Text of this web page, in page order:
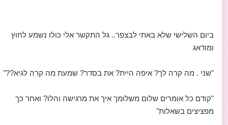
ביום השלישי שלא באתי לבצפר.. גל התקשר אלי כולו נשמע לחוץ
ומודאג
"שני . מה קרה לך? איפה היית? את בסדר? שמעת מה קרה לגיא??"
"קודם כל אומרים שלום משלומך איך את מרגישה והלו? ואחר כך
מפציצים בשאלות"